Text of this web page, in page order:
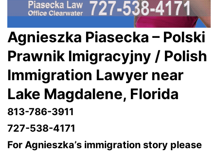
Agnieszka Piasecka – Polski
Prawnik Imigracyjny / Polish
Immigration Lawyer near
Lake Magdalene, Florida
813-786-3911
727-538-4171
For Agnieszka’s immigration story please